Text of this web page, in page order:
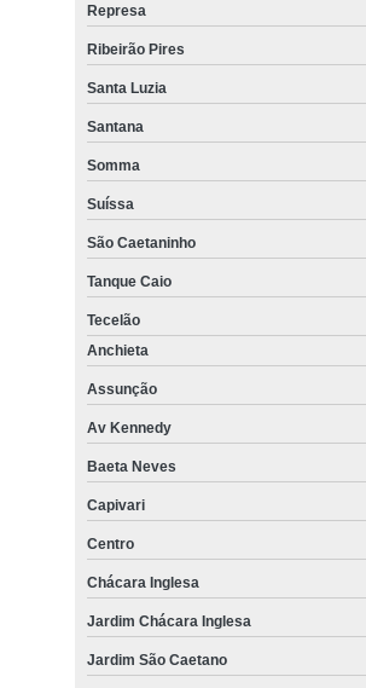
Represa
Ribeirão Pires
Santa Luzia
Santana
Somma
Suíssa
São Caetaninho
Tanque Caio
Tecelão
Anchieta
Assunção
Av Kennedy
Baeta Neves
Capivari
Centro
Chácara Inglesa
Jardim Chácara Inglesa
Jardim São Caetano